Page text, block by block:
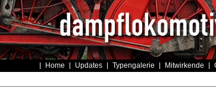
Home Updates Typengalerie Mitwirkende